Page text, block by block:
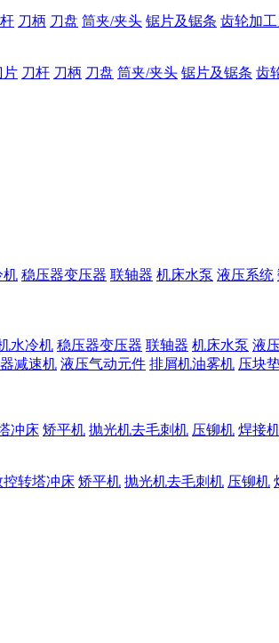
刀柄 刀盘 筒夹/夹头 锯片及锯条 齿轮加
片 刀杆 刀柄 刀盘 筒夹/夹头 锯片及锯条 齿
机 稳压器变压器 联轴器 机床水泵 液压系统
水冷机 稳压器变压器 联轴器 机床水泵 液
减速机 液压气动元件 排屑机油雾机 压块
冲床 矫平机 抛光机去毛刺机 压铆机 焊接
控转塔冲床 矫平机 抛光机去毛刺机 压铆机